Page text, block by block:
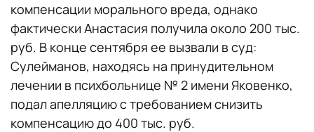
компенсации морального вреда, однако
фактически Анастасия получила около 200 тыс.
руб. В конце сентября ее вызвали в суд:
Сулейманов, находясь на принудительном
лечении в психбольнице № 2 имени Яковенко,
подал апелляцию с требованием снизить
компенсацию до 400 тыс. руб.